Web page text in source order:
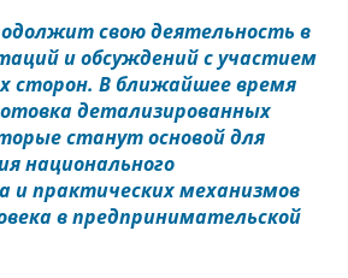
свою деятельность в
и обсуждений с участием
сторон. В ближайшее время
детализированных
станут основой для
национального
и практических механизмов
в предпринимательской